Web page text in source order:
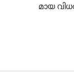
മായ